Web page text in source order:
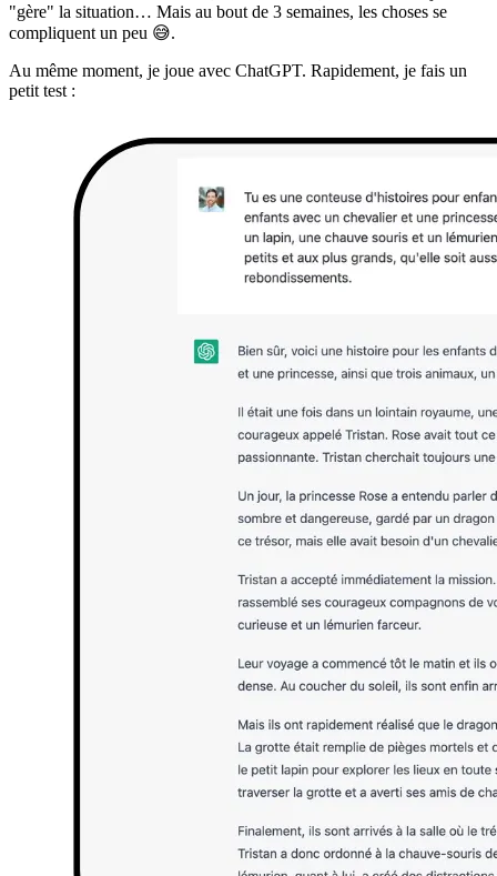
"gère" la situation… Mais au bout de 3 semaines, les choses se
compliquent un peu 😅.
Au même moment, je joue avec ChatGPT. Rapidement, je fais un
petit test :